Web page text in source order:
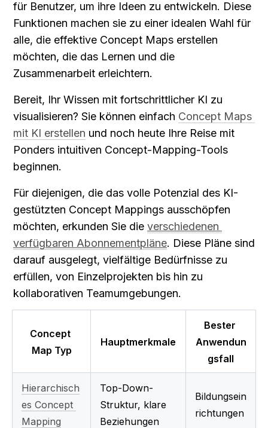
für Benutzer, um ihre Ideen zu entwickeln. Diese
Funktionen machen sie zu einer idealen Wahl für
alle, die effektive Concept Maps erstellen
möchten, die das Lernen und die
Zusammenarbeit erleichtern.
Bereit, Ihr Wissen mit fortschrittlicher KI zu
visualisieren? Sie können einfach Concept Maps
mit KI erstellen und noch heute Ihre Reise mit
Ponders intuitiven Concept-Mapping-Tools
beginnen.
Für diejenigen, die das volle Potenzial des KI-
gestützten Concept Mappings ausschöpfen
möchten, erkunden Sie die verschiedenen
verfügbaren Abonnementpläne. Diese Pläne sind
darauf ausgelegt, vielfältige Bedürfnisse zu
erfüllen, von Einzelprojekten bis hin zu
kollaborativen Teamumgebungen.
Concept
Map Typ
Hauptmerkmale
Bester
Anwendun
gsfall
Hierarchisch
es Concept
Mapping
Top-Down-
Struktur, klare
Beziehungen
Bildungsein
richtungen